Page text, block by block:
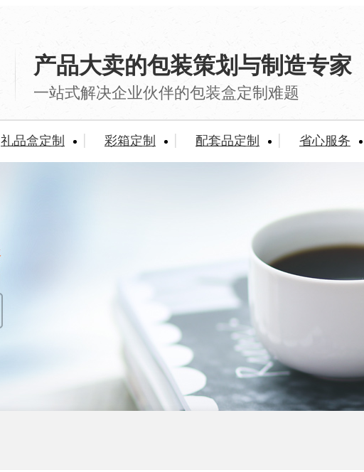
产品大卖的包装策划与制造专家
一站式解决企业伙伴的包装盒定制难题
礼品盒定制 彩箱定制 配套品定制 省心服务